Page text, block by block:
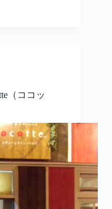
（ココッ